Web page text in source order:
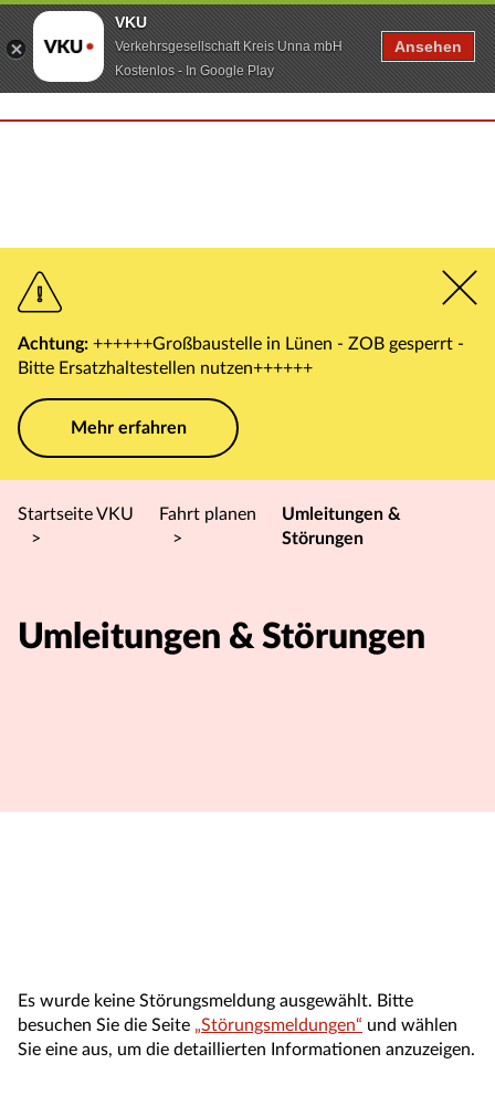
Achtung: ++++++Großbaustelle in Lünen - ZOB gesperrt -
Bitte Ersatzhaltestellen nutzen++++++
Mehr erfahren
Startseite VKU
>
Fahrt planen
>
Umleitungen &
Störungen
Umleitungen & Störungen
Es wurde keine Störungsmeldung ausgewählt. Bitte
besuchen Sie die Seite „Störungsmeldungen“ und wählen
Sie eine aus, um die detaillierten Informationen anzuzeigen.
VKU
Verkehrsgesellschaft Kreis Unna mbH
Kostenlos - In Google Play
Ansehen